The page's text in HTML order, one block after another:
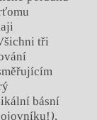
tři
básní
),